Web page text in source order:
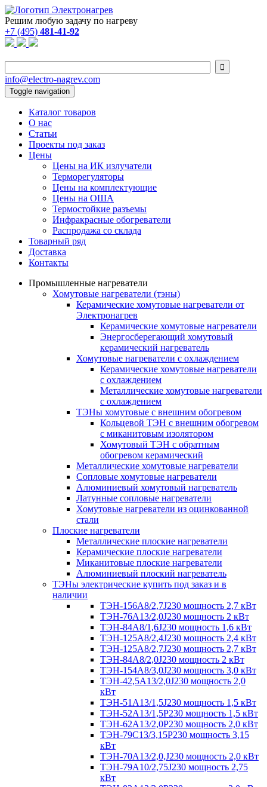
Решим любую задачу по нагреву
+7 (495) 481-41-92

info@electro-nagrev.com
Toggle navigation
Каталог товаров
О нас
Статьи
Проекты под заказ
Цены
Цены на ИК излучатели
Терморегуляторы
Цены на комплектующие
Цены на ОША
Термостойкие разъемы
Инфракрасные обогреватели
Распродажа со склада
Товарный ряд
Доставка
Контакты
Промышленные нагреватели
Хомутовые нагреватели (тэны)
Керамические хомутовые нагреватели от
Электронагрев
Керамические хомутовые нагреватели
Энергосберегающий хомутовый
керамический нагреватель
Хомутовые нагреватели с охлаждением
Керамические хомутовые нагреватели
с охлаждением
Металлические хомутовые нагреватели
с охлаждением
ТЭНы хомутовые с внешним обогревом
Кольцевой ТЭН с внешним обогревом
с миканитовым изолятором
Хомутовый ТЭН с обратным
обогревом керамический
Металлические хомутовые нагреватели
Сопловые хомутовые нагреватели
Алюминиевый хомутовый нагреватель
Латунные сопловые нагреватели
Хомутовые нагреватели из оцинкованной
стали
Плоские нагреватели
Металлические плоские нагреватели
Керамические плоские нагреватели
Миканитовые плоские нагреватели
Алюминиевый плоский нагреватель
ТЭНы электрические купить под заказ и в
наличии
ТЭН-156А8/2,7J230 мощность 2,7 кВт
ТЭН-76А13/2,0J230 мощность 2 кВт
ТЭН-84А8/1,6J230 мощность 1,6 кВт
ТЭН-125А8/2,4J230 мощность 2,4 кВт
ТЭН-125А8/2,7J230 мощность 2,7 кВт
ТЭН-84А8/2,0J230 мощность 2 кВт
ТЭН-154А8/3,0J230 мощность 3,0 кВт
ТЭН-42,5А13/2,0J230 мощность 2,0
кВт
ТЭН-51А13/1,5J230 мощность 1,5 кВт
ТЭН-52А13/1,5Р230 мощность 1,5 кВт
ТЭН-62А13/2,0Р230 мощность 2,0 кВт
ТЭН-79С13/3,15Р230 мощность 3,15
кВт
ТЭН-70А13/2,0,J230 мощность 2,0 кВт
ТЭН-79А10/2,75J230 мощность 2,75
кВт